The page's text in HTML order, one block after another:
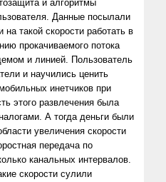
и алгоритмы
Данные посылали
такой скорости работать в
прокачиваемого потока
и линией. Пользователь
и научились ценить
инетчиков при
этого развлечения была
А тогда деньги были
увеличения скорости
передача по
канальных интервалов.
скорости сулили